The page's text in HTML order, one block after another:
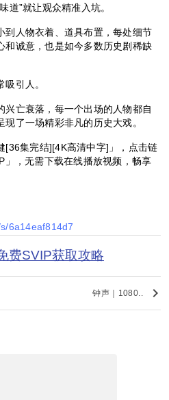
道”就让观众精准入坑。
到人物衣着、道具布置，每处细节
和诚意，也是如今多数历史剧稀缺
引人。
兴亡衰落，每一个出场的人物都自
了一场精彩非凡的历史大戏。
[36集完结][4K高清中字]」，点击链
」，无需下载在线播放视频，畅享
6a14eaf814d7
费SVIP获取攻略
钟声｜1080.. keyboard_arrow_right